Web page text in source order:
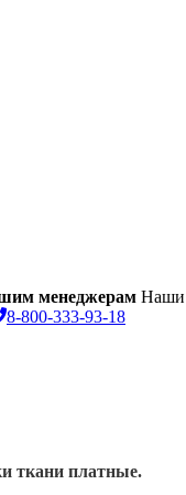
менеджерам Наши
8-800-333-93-18
ткани платные.